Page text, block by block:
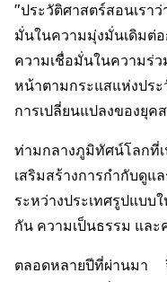
"ประวัติศาสตร์สอนเราว่
มั่นในความมุ่งมั่นเดิม
ความเชื่อมั่นในความ
หน้าตามกระแสแห่งป
การเปลี่ยนแปลงของยุค
ท่ามกลางภูมิทัศน์โลกที่
เสริมสร้างการกำกับดูแ
ระหว่างประเทศรูปแบบ
กัน ความเป็นธรรม แล
ตลอดหลายปีที่ผ่านมา